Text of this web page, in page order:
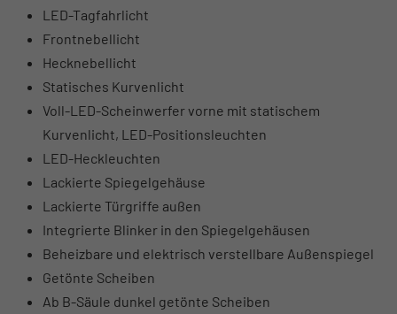
LED-Tagfahrlicht
Frontnebellicht
Hecknebellicht
Statisches Kurvenlicht
Voll-LED-Scheinwerfer vorne mit statischem
Kurvenlicht, LED-Positionsleuchten
LED-Heckleuchten
Lackierte Spiegelgehäuse
Lackierte Türgriffe außen
Integrierte Blinker in den Spiegelgehäusen
Beheizbare und elektrisch verstellbare Außenspiegel
Getönte Scheiben
Ab B-Säule dunkel getönte Scheiben